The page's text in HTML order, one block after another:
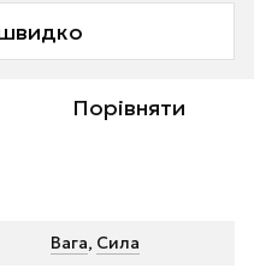
Порівняти
Вага, Сила